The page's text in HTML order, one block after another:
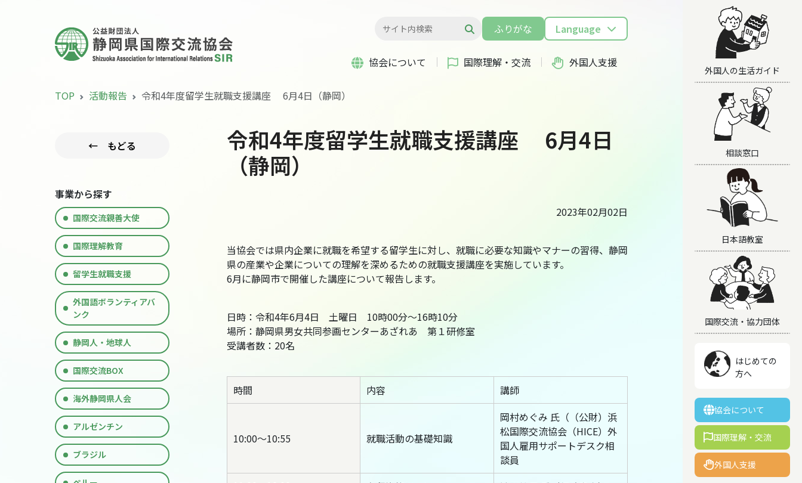
ふりがな Language
協会について 国際理解・交流 外国人支援
TOP 活動報告 令和4年度留学生就職支援講座 6月4日（静岡）
← もどる
事業から探す
国際交流親善大使
国際理解教育
留学生就職支援
外国語ボランティアバ
ンク
静岡人・地球人
国際交流BOX
海外静岡県人会
アルゼンチン
ブラジル
令和4年度留学生就職支援講座 6月4日
（静岡）
2023年02月02日
当協会では県内企業に就職を希望する留学生に対し、就職に必要な知識やマナーの習得、静岡
県の産業や企業についての理解を深めるための就職支援講座を実施しています。
6月に静岡市で開催した講座について報告します。
日時：令和4年6月4日 土曜日 10時00分～16時10分
場所：静岡県男女共同参画センターあざれあ 第１研修室
受講者数：20名
時間 内容 講師
10:00～10:55 就職活動の基礎知識
岡村めぐみ 氏（（公財）浜
松国際交流協会（HICE）外
国人雇用サポートデスク相
談員
外国人の生活ガイド
相談窓口
日本語教室
国際交流・協力団体
はじめての
方へ
協会について
国際理解・交流
外国人支援